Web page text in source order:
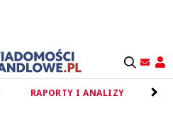
RAPORTY I ANALIZY